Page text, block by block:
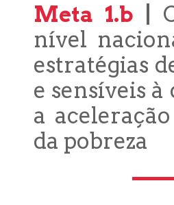
Meta 1.b
nível
estratégias
e sensíveis
a
da pobreza